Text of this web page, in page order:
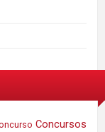
Concursos